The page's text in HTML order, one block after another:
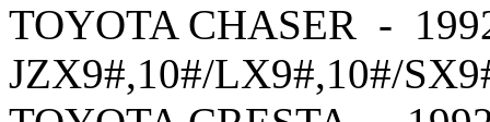
TOYOTA CHASER -
JZX9#,10#/LX9#,10#/